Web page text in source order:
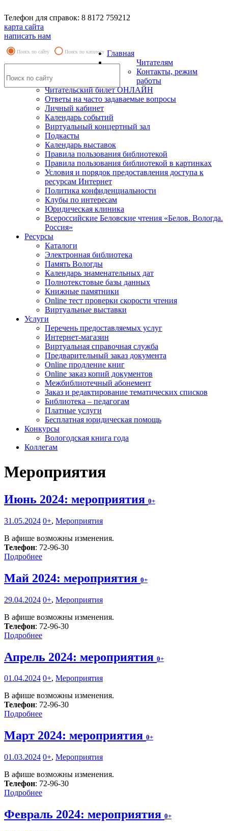
Телефон для справок: 8 8172 759212
карта сайта
написать нам
Поиск по сайту Поиск по каталогу Главная
Читателям
Контакты, режим
работы
Читательский билет ОНЛАЙН
Ответы на часто задаваемые вопросы
Личный кабинет
Календарь событий
Виртуальный концертный зал
Подкасты
Календарь выставок
Правила пользования библиотекой
Правила пользования библиотекой в картинках
Условия и порядок предоставления доступа к
ресурсам Интернет
Политика конфиденциальности
Клубы по интересам
Юридическая клиника
Всероссийские Беловские чтения «Белов. Вологда.
Россия»
Ресурсы
Каталоги
Электронная библиотека
Память Вологды
Календарь знаменательных дат
Полнотекстовые базы данных
Книжные памятники
Online тест проверки скорости чтения
Виртуальные выставки
Услуги
Перечень предоставляемых услуг
Интернет-магазин
Виртуальная справочная служба
Предварительный заказ документа
Online продление книг
Online заказ копий документов
Межбиблиотечный абонемент
Заказ и редактирование тематических списков
Библиотека – педагогам
Платные услуги
Бесплатная юридическая помощь
Конкурсы
Вологодская книга года
Коллегам
Мероприятия
Июнь 2024: мероприятия 0+
31.05.2024 0+, Мероприятия
В афише возможны изменения.
Телефон: 72-96-30
Подробнее
Май 2024: мероприятия 0+
29.04.2024 0+, Мероприятия
В афише возможны изменения.
Телефон: 72-96-30
Подробнее
Апрель 2024: мероприятия 0+
01.04.2024 0+, Мероприятия
В афише возможны изменения.
Телефон: 72-96-30
Подробнее
Март 2024: мероприятия 0+
01.03.2024 0+, Мероприятия
В афише возможны изменения.
Телефон: 72-96-30
Подробнее
Февраль 2024: мероприятия 0+